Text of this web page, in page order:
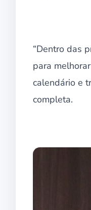
“Dentro das
para
calendário e
completa.